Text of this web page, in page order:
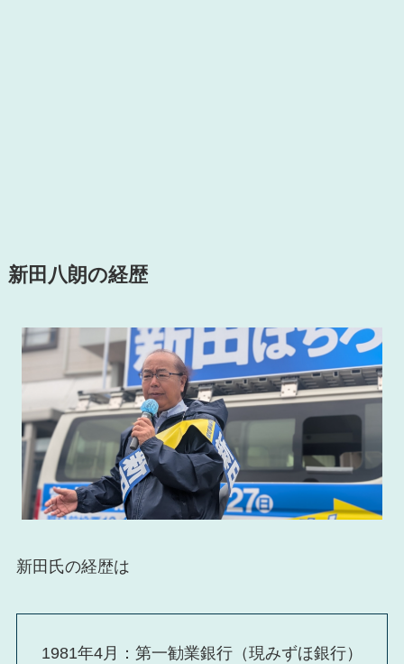
新田八朗の経歴
新田氏の経歴は
1981年4月：第一勧業銀行（現みずほ銀行）